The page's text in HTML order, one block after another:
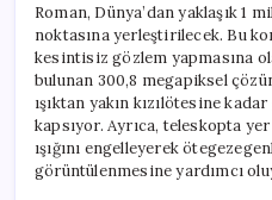
Roman, Dünya’dan yaklaşık 1
noktasına yerleştirilecek. Bu
kesintisiz gözlem yapmasına
bulunan 300,8 megapiksel
ışıktan yakın kızılötesine
kapsıyor. Ayrıca, teleskopta
ışığını engelleyerek
görüntülenmesine yardımcı